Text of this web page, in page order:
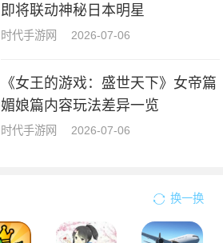
即将联动神秘日本明星
时代手游网 2026-07-06
《女王的游戏：盛世天下》女帝篇
媚娘篇内容玩法差异一览
时代手游网 2026-07-06
换一换